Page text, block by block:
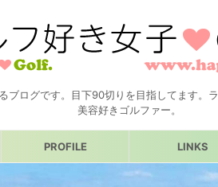
ブログです。目下90切りを目指してます
美容好きゴルファー。
PROFILE LINKS